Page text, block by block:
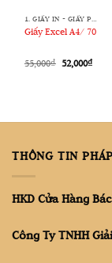
1. GIẤY IN - GIẤY PHOTOCOPY
Giấy Excel A4/ 70
55,000₫ Giá
gốc
52,000₫Giá
THÔNG TIN
HKD Cửa Hàng
Công Ty TNHH